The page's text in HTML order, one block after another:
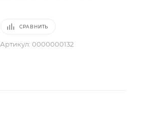
СРАВНИТЬ
Артикул: 0000000132